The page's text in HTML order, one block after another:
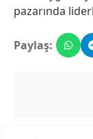
pazarında
Paylaş: